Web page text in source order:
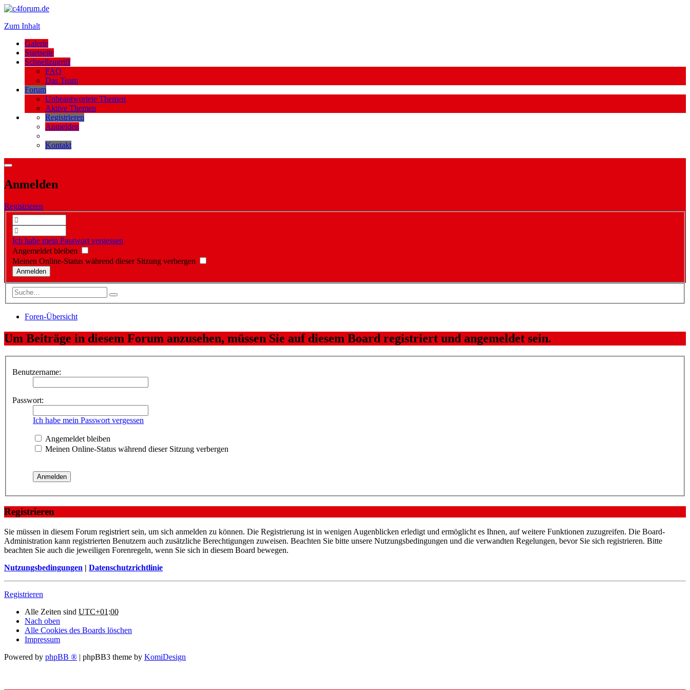
Zum Inhalt
Galerie
Startseite
Schnellzugriff
FAQ
Das Team
Forum
Unbeantwortete Themen
Aktive Themen
Registrieren
Anmelden
Kontakt
Anmelden
Registrieren
Ich habe mein Passwort vergessen
Angemeldet bleiben
Meinen Online-Status während dieser Sitzung verbergen
Foren-Übersicht
Um Beiträge in diesem Forum anzusehen, müssen Sie auf diesem Board registriert und angemeldet sein.
Benutzername:
Passwort:
Ich habe mein Passwort vergessen
Angemeldet bleiben
Meinen Online-Status während dieser Sitzung verbergen
Registrieren
Sie müssen in diesem Forum registriert sein, um sich anmelden zu können. Die Registrierung ist in wenigen Augenblicken erledigt und ermöglicht es Ihnen, auf weitere Funktionen zuzugreifen. Die Board-
Administration kann registrierten Benutzern auch zusätzliche Berechtigungen zuweisen. Beachten Sie bitte unsere Nutzungsbedingungen und die verwandten Regelungen, bevor Sie sich registrieren. Bitte
beachten Sie auch die jeweiligen Forenregeln, wenn Sie sich in diesem Board bewegen.
Nutzungsbedingungen | Datenschutzrichtlinie
Registrieren
Alle Zeiten sind UTC+01:00
Nach oben
Alle Cookies des Boards löschen
Impressum
Powered by phpBB ® | phpBB3 theme by KomiDesign